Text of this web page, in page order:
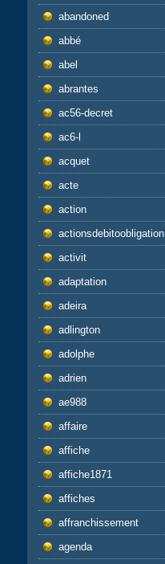
abandoned
abbé
abel
abrantes
ac56-decret
ac6-l
acquet
acte
action
actionsdebitoobligation
activit
adaptation
adeira
adlington
adolphe
adrien
ae988
affaire
affiche
affiche1871
affiches
affranchissement
agenda